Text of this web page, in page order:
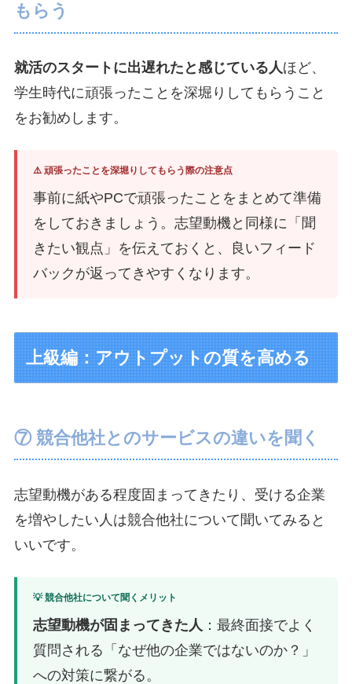
もらう
就活のスタートに出遅れたと感じている人ほど、
学生時代に頑張ったことを深堀りしてもらうこと
をお勧めします。
⚠️ 頑張ったことを深堀りしてもらう際の注意点
事前に紙やPCで頑張ったことをまとめて準備
をしておきましょう。志望動機と同様に「聞
きたい観点」を伝えておくと、良いフィード
バックが返ってきやすくなります。
上級編：アウトプットの質を高める
⑦ 競合他社とのサービスの違いを聞く
志望動機がある程度固まってきたり、受ける企業
を増やしたい人は競合他社について聞いてみると
いいです。
💡 競合他社について聞くメリット
志望動機が固まってきた人 ：最終面接でよく
質問される「なぜ他の企業ではないのか？」
への対策に繋がる。